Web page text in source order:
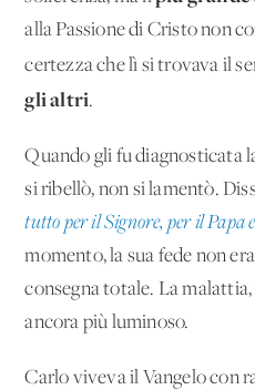
alla Passione di Cristo non
certezza che lì si trovava il
gli altri.
Quando gli fu diagnosticata
si ribellò, non si lamentò.
tutto per il Signore, per il Papa
momento, la sua fede non
consegna totale. La
ancora più luminoso.
Carlo viveva il Vangelo con